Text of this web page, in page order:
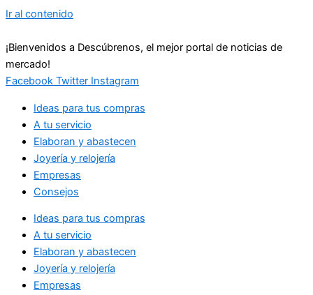
Ir al contenido
¡Bienvenidos a Descúbrenos, el mejor portal de noticias de
mercado!
Facebook Twitter Instagram
Ideas para tus compras
A tu servicio
Elaboran y abastecen
Joyería y relojería
Empresas
Consejos
Ideas para tus compras
A tu servicio
Elaboran y abastecen
Joyería y relojería
Empresas